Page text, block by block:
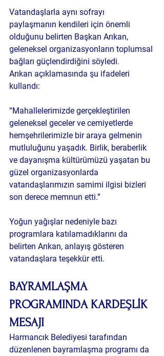
Vatandaşlarla aynı sofrayı
paylaşmanın kendileri için önemli
olduğunu belirten Başkan Arıkan,
geleneksel organizasyonların toplumsal
bağları güçlendirdiğini söyledi.
Arıkan açıklamasında şu ifadeleri
kullandı:
“Mahallelerimizde gerçekleştirilen
geleneksel geceler ve cemiyetlerde
hemşehrilerimizle bir araya gelmenin
mutluluğunu yaşadık. Birlik, beraberlik
ve dayanışma kültürümüzü yaşatan bu
güzel organizasyonlarda
vatandaşlarımızın samimi ilgisi bizleri
son derece memnun etti.”
Yoğun yağışlar nedeniyle bazı
programlara katılamadıklarını da
belirten Arıkan, anlayış gösteren
vatandaşlara teşekkür etti.
BAYRAMLAŞMA
PROGRAMINDA KARDEŞLİK
MESAJI
Harmancık Belediyesi tarafından
düzenlenen bayramlaşma programı da